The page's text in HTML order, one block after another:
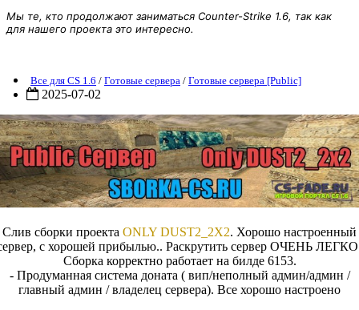
Мы те, кто продолжают заниматься Counter-Strike 1.6, так как
для нашего проекта это интересно.
Все для CS 1.6 / Готовые сервера / Готовые сервера [Public]
2025-07-02
Слив сборки проекта ONLY DUST2_2X2. Хорошо настроенный
с хорошей прибылью.. Раскрутить сервер ОЧЕНЬ
Сборка корректно работает на билде 6153.
- Продуманная система доната ( вип/неполный админ/админ /
главный админ / владелец сервера). Все хорошо настроено